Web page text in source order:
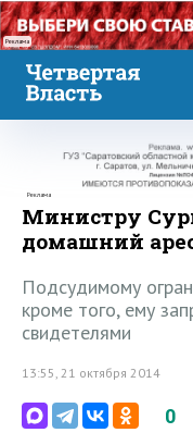
Реклама
Реклама
Министру
домашний
Подсудимому
кроме того, ему
свидетелями
13:55, 21 октября 2014
0